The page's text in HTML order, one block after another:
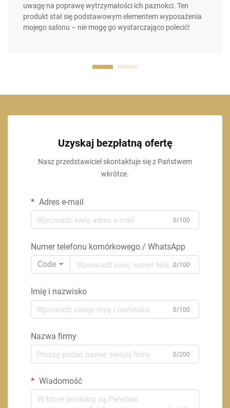
uwagę na poprawę wytrzymałości ich paznokci. Ten
produkt stał się podstawowym elementem wyposażenia
mojego salonu – nie mogę go wystarczająco polecić!
Uzyskaj bezpłatną ofertę
Nasz przedstawiciel skontaktuje się z Państwem
wkrótce.
Adres e-mail
0/100
Numer telefonu komórkowego / WhatsApp
Code
0/100
Imię i nazwisko
0/100
Nazwa firmy
0/200
Wiadomość